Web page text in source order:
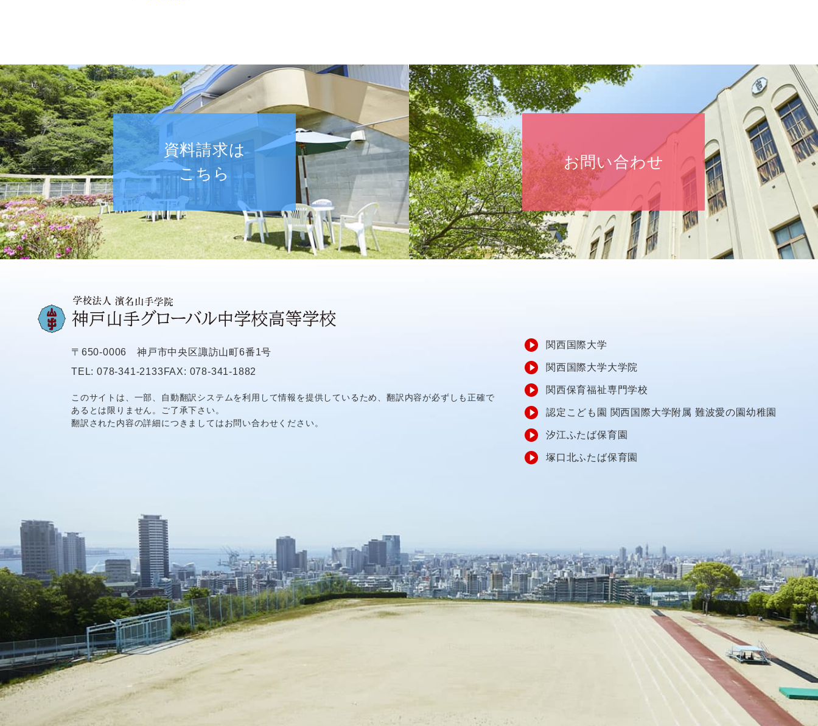
資料請求は
こちら
お問い合わせ
関西国際大学
関西国際大学大学院
関西保育福祉専門学校
認定こども園 関西国際大学附属 難波愛の園幼稚園
汐江ふたば保育園
塚口北ふたば保育園
〒650-0006 神戸市中央区諏訪山町6番1号
TEL: 078-341-2133FAX: 078-341-1882
このサイトは、一部、自動翻訳システムを利用して情報を提供しているため、翻訳内容が必ずしも正確で
あるとは限りません。ご了承下さい。
翻訳された内容の詳細につきましてはお問い合わせください。